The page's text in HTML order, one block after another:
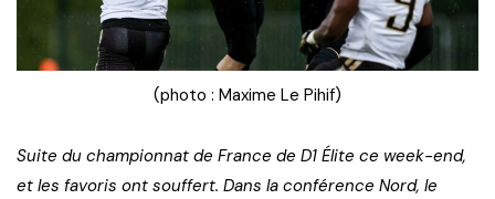
(photo : Maxime Le Pihif)
Suite du championnat de France de D1 Élite ce week-end,
et les favoris ont souffert. Dans la conférence Nord, le